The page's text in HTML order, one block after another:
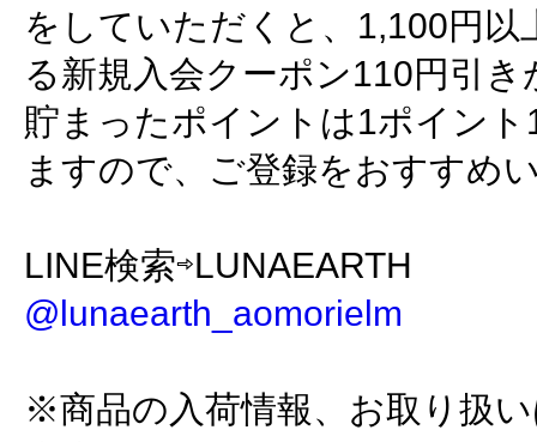
をしていただくと、1,100円以
る新規入会クーポン110円引
貯まったポイントは1ポイン
ますので、ご登録をおすすめ
LINE検索⇨LUNAEARTH
@lunaearth_aomorielm
※商品の入荷情報、お取り扱